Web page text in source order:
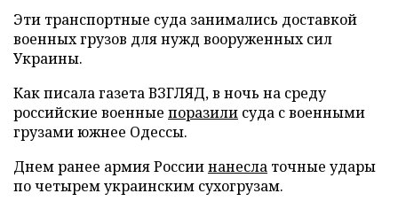
Эти транспортные суда занимались доставкой
военных грузов для нужд вооруженных сил
Украины.
Как писала газета ВЗГЛЯД, в ночь на среду
российские военные поразили суда с военными
грузами южнее Одессы.
Днем ранее армия Россиинанесла точные удары
по четырем украинским сухогрузам.